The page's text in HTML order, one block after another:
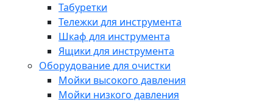
Табуретки
Тележки для инструмента
Шкаф для инструмента
Ящики для инструмента
Оборудование для очистки
Мойки высокого давления
Мойки низкого давления